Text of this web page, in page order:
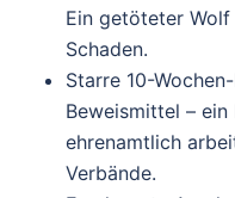
Ein getöteter
Schaden.
Starre 10-
Beweismittel –
ehrenamtlich
Verbände.